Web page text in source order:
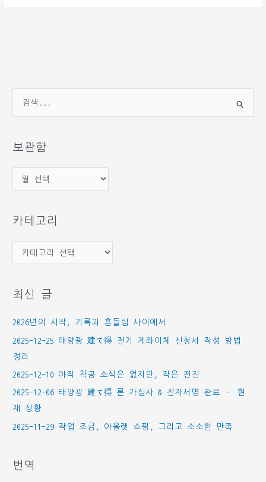
상
보관함
관
카테고리
테
리
최신 글
2026년의 시작, 기록과 흔들림 사이에서
2025-12-25 태양광 建て得 전기 계좌이체 신청서 작성 방법
정리
2025-12-10 아직 착공 소식은 없지만, 작은 전진
2025-12-06 태양광 建て得 론 가심사 & 전자서명 완료 – 현
재 상황
2025-11-29 작업 조금, 아울렛 쇼핑, 그리고 소소한 만족
번역